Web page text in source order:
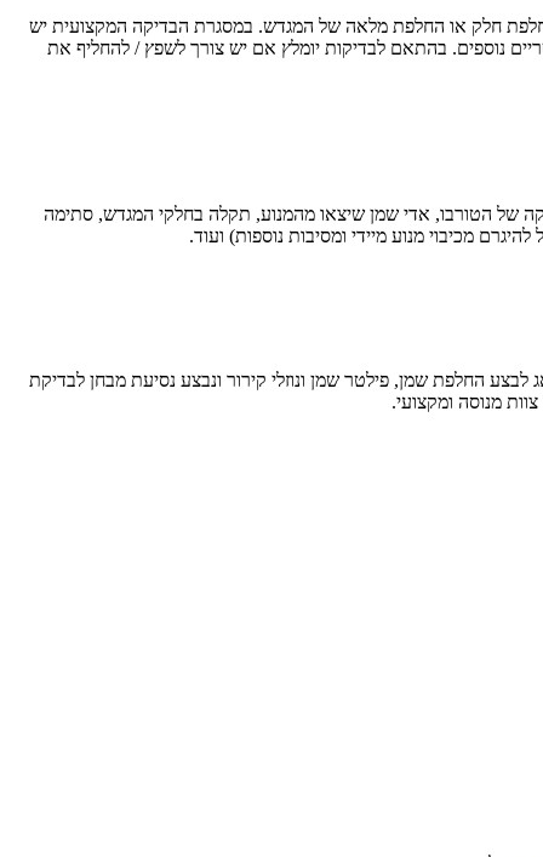
חלק או החלפת מלאה של המגדש. במסגרת הבדיקה המקצועית יש
נוספים. בהתאם לבדיקות יומלץ אם יש צורך לשפץ / להחליף את
של הטורבו, אדי שמן שיצאו מהמנוע, תקלה בחלקי המגדש, סתימה
מכיבוי מנוע מיידי ומסיבות נוספות) ועוד.
החלפת שמן, פילטר שמן ונוזלי קירור ונבצע נסיעת מבחן לבדיקת
מנוסה ומקצועי.